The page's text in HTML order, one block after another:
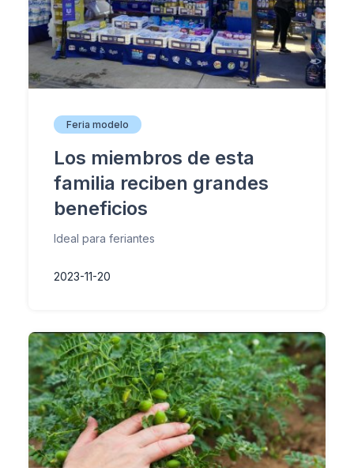
Feria modelo
Los miembros de esta
familia reciben grandes
beneficios
Ideal para feriantes
2023-11-20